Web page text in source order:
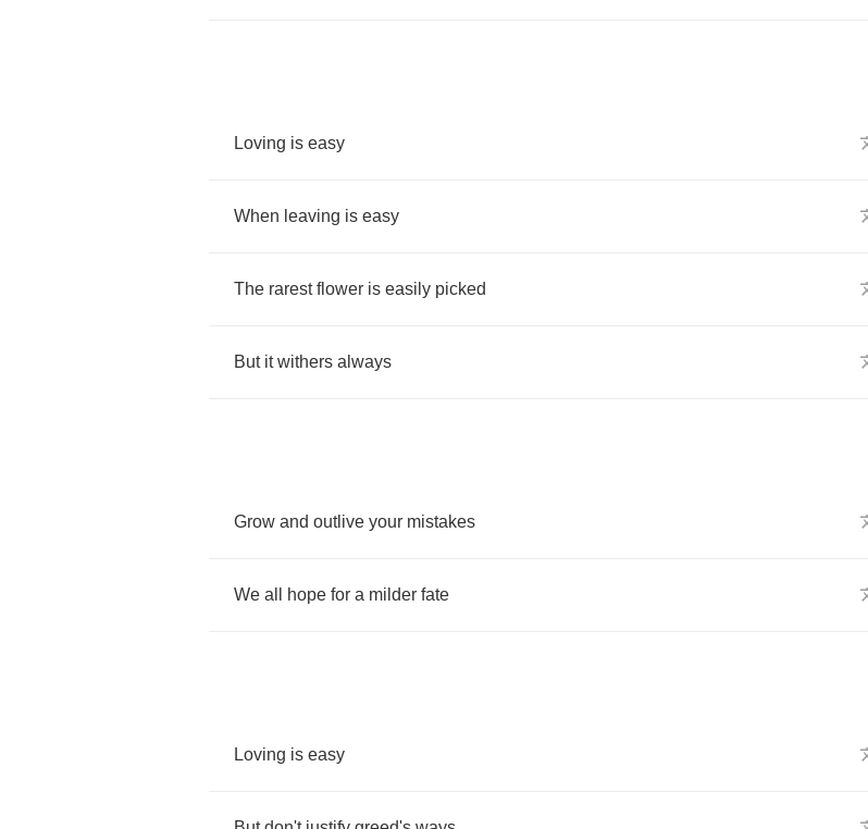
Loving is easy
When leaving is easy
The rarest flower is easily picked
But it withers always
Grow and outlive your mistakes
We all hope for a milder fate
Loving is easy